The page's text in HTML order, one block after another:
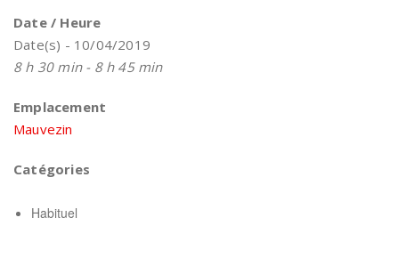
Date / Heure
Date(s) - 10/04/2019
8 h 30 min - 8 h 45 min
Emplacement
Mauvezin
Catégories
Habituel